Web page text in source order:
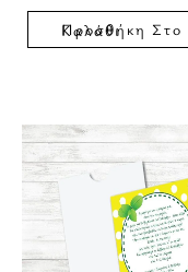
Προσθήκη Στο Καλάθι